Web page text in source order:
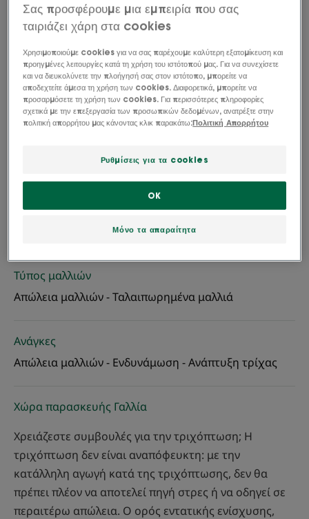
Σύνθεση φυσικής προέλευσης*, vegan**, κατάλληλη
για όλους τους τύπους τριχόπτωσης και συμβατή
κατά τη διάρκεια της εγκυμοσύνης, του θηλασμού
και μετά τη χημειοθεραπεία.
Δράση κατά της τριχόπτωσης, ενδυνάμωση,
ενεργοποίηση
Ιδανικό για
Τύπος μαλλιών
Απώλεια μαλλιών - Ταλαιπωρημένα μαλλιά
Ανάγκες
Απώλεια μαλλιών - Ενδυνάμωση - Ανάπτυξη τρίχας
Χώρα παρασκευής Γαλλία
Χρειάζεστε συμβουλές για την τριχόπτωση; Η
τριχόπτωση δεν είναι αναπόφευκτη: με την
κατάλληλη αγωγή κατά της τριχόπτωσης, δεν θα
πρέπει πλέον να αποτελεί πηγή στρες ή να οδηγεί σε
περαιτέρω απώλεια. Ο ορός εντατικής ενίσχυσης,
Σας προσφέρουμε μια εμπειρία που σας
ταιριάζει χάρη στα cookies
Χρησιμοποιούμε cookies για να σας παρέχουμε καλύτερη εξατομίκευση και
προηγμένες λειτουργίες κατά τη χρήση του ιστότοπού μας. Για να συνεχίσετε
και να διευκολύνετε την πλοήγησή σας στον ιστότοπο, μπορείτε να
αποδεχτείτε άμεσα τη χρήση των cookies. Διαφορετικά, μπορείτε να
προσαρμόσετε τη χρήση των cookies. Για περισσότερες πληροφορίες
σχετικά με την επεξεργασία των προσωπικών δεδομένων, ανατρέξτε στην
πολιτική απορρήτου μας κάνοντας κλικ παρακάτω:Πολιτική Απορρήτου
Ρυθμίσεις για τα cookies
Μόνο τα απαραίτητα
OK